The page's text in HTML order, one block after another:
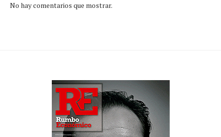
No hay comentarios que mostrar.